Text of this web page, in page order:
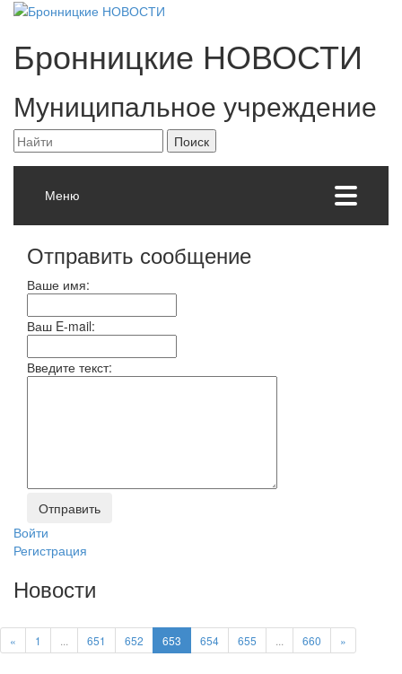
Бронницкие НОВОСТИ
Муниципальное учреждение
Меню
Отправить сообщение
Ваше имя:
Ваш E-mail:
Введите текст:
Войти
Регистрация
Новости
« 1 651 652 653 654 655 660 »